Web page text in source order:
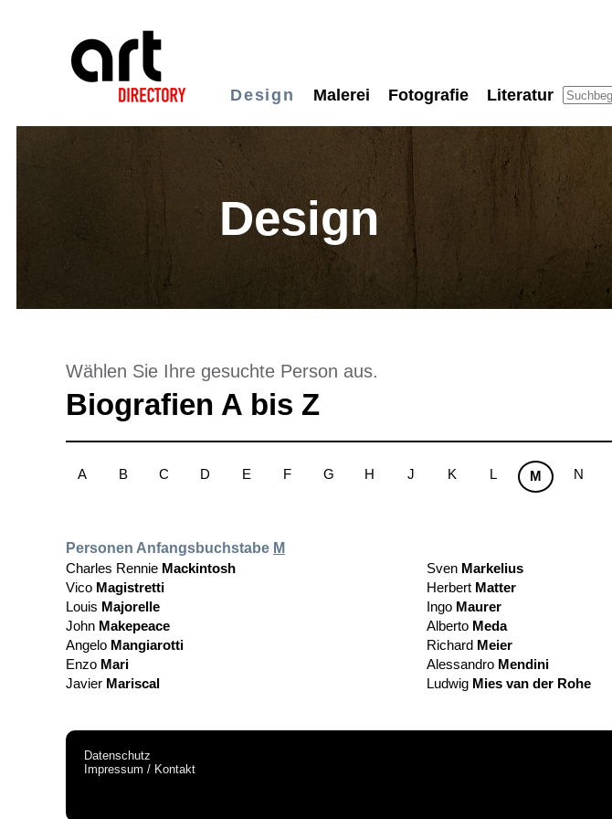
Design Malerei Fotografie Literatur
Design
Wählen Sie Ihre gesuchte Person aus.
Biografien A bis Z
A B C D E F G H J K L M N
Personen Anfangsbuchstabe M
Charles Rennie Mackintosh
Vico Magistretti
Louis Majorelle
John Makepeace
Angelo Mangiarotti
Enzo Mari
Javier Mariscal
Sven Markelius
Herbert Matter
Ingo Maurer
Alberto Meda
Richard Meier
Alessandro Mendini
Ludwig Mies van der Rohe
Datenschutz
Impressum / Kontakt